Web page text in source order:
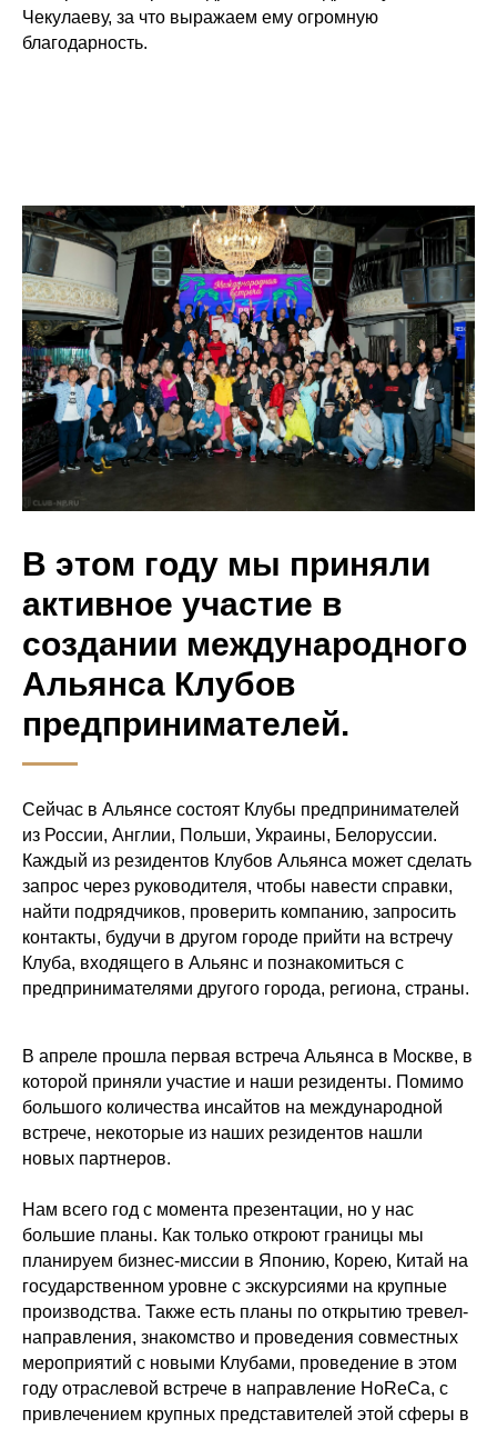
Чекулаеву, за что выражаем ему огромную
благодарность.
В этом году мы приняли
активное участие в
создании международного
Альянса Клубов
предпринимателей.
Сейчас в Альянсе состоят Клубы предпринимателей
из России, Англии, Польши, Украины, Белоруссии.
Каждый из резидентов Клубов Альянса может сделать
запрос через руководителя, чтобы навести справки,
найти подрядчиков, проверить компанию, запросить
контакты, будучи в другом городе прийти на встречу
Клуба, входящего в Альянс и познакомиться с
предпринимателями другого города, региона, страны.
В апреле прошла первая встреча Альянса в Москве, в
которой приняли участие и наши резиденты. Помимо
большого количества инсайтов на международной
встрече, некоторые из наших резидентов нашли
новых партнеров.
Нам всего год с момента презентации, но у нас
большие планы. Как только откроют границы мы
планируем бизнес-миссии в Японию, Корею, Китай на
государственном уровне с экскурсиями на крупные
производства. Также есть планы по открытию тревел-
направления, знакомство и проведения совместных
мероприятий с новыми Клубами, проведение в этом
году отраслевой встрече в направление HoReCa, с
привлечением крупных представителей этой сферы в